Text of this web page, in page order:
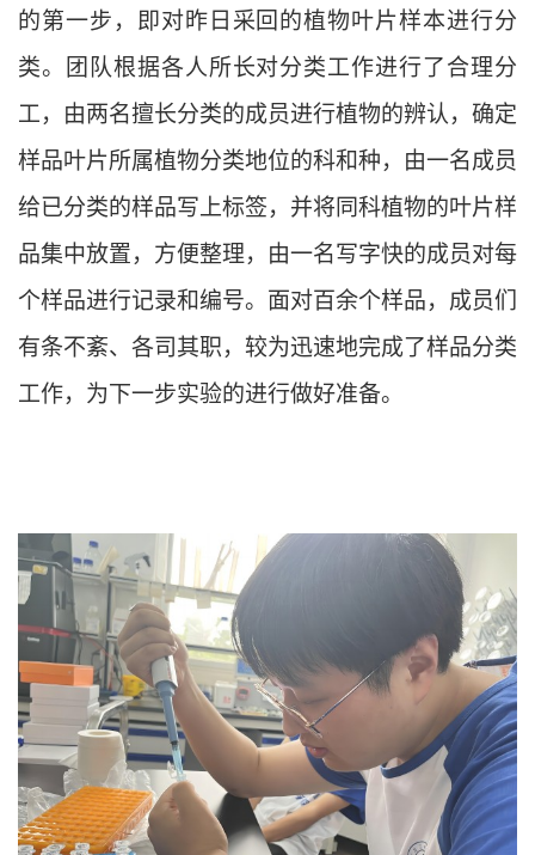
的第一步，即对昨日采回的植物叶片样本进行分
类。团队根据各人所长对分类工作进行了合理分
工，由两名擅长分类的成员进行植物的辨认，确定
样品叶片所属植物分类地位的科和种，由一名成员
给已分类的样品写上标签，并将同科植物的叶片样
品集中放置，方便整理，由一名写字快的成员对每
个样品进行记录和编号。面对百余个样品，成员们
有条不紊、各司其职，较为迅速地完成了样品分类
工作，为下一步实验的进行做好准备。